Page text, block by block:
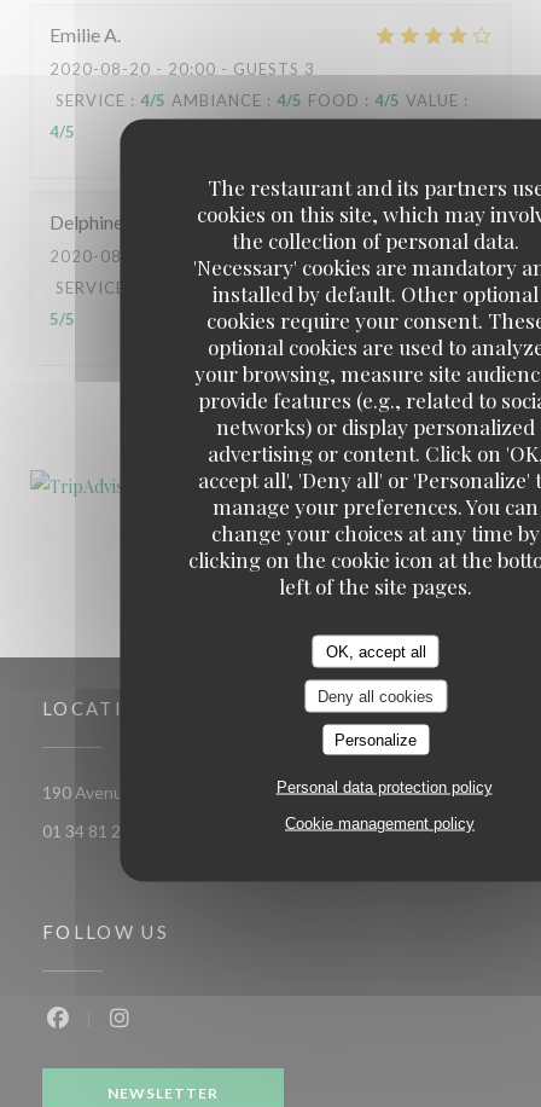
The restaurant and its partners
cookies on this site, which may
the collection of personal data.
'Necessary' cookies are mandatory
installed by default. Other optional
cookies require your consent.
optional cookies are used to
your browsing, measure site
provide features (e.g., related to
networks) or display personalized
advertising or content. Click on
accept all', 'Deny all' or 'Personalize'
manage your preferences. You can
change your choices at any time by
clicking on the cookie icon at the
left of the site pages.
OK, accept all
Deny all cookies
Personalize
Personal data protection policy
Cookie management policy
EmilieA
2020-08-20 - 20:00 - GUESTS 3
SERVICE : 4/5 AMBIANCE : 4/5 FOOD : 4/5 VALUE :
4/5
Delphine
2020-08-18
SERVICE
AMBIANCE: 5/5 FOOD: 5/5 VALUE :
5/5
1 2 3
LOCATION
190 Avenue Du 19 Mars 1962 78 370 PLAISIR((opens in a new
01 34 81 23 09
FOLLOW US
NEWSLETTER